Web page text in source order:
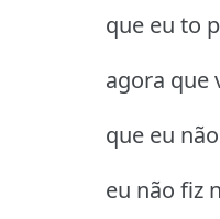
que eu to
agora que
que eu
eu não fiz